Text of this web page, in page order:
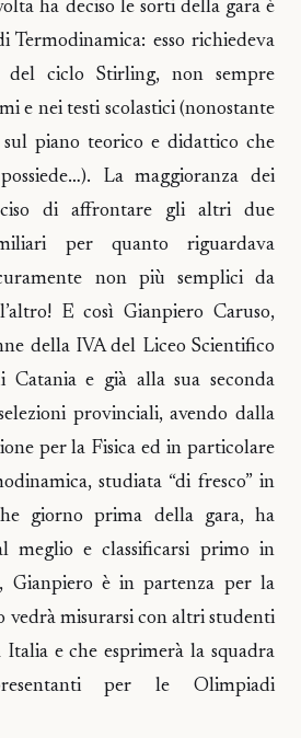
ha deciso le sorti della gara è
Termodinamica: esso richiedeva
del ciclo Stirling, non sempre
e nei testi scolastici (nonostante
sul piano teorico e didattico che
La maggioranza dei
di affrontare gli altri due
per quanto riguardava
non più semplici da
E così Gianpiero Caruso,
della IVA del Liceo Scientifico
Catania e già alla sua seconda
provinciali, avendo dalla
per la Fisica ed in particolare
studiata “di fresco” in
giorno prima della gara, ha
meglio e classificarsi primo in
Gianpiero è in partenza per la
vedrà misurarsi con altri studenti
e che esprimerà la squadra
per le Olimpiadi